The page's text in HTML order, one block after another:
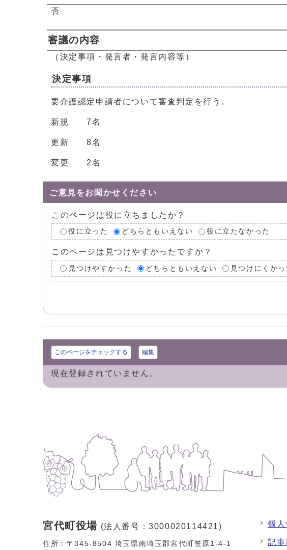
否
審議の内容
（決定事項・発言者・発言内容等）
決定事項
要介護認定申請者について審査判定を行う。
新規 7名
更新 8名
変更 2名
ご意見をお聞かせください
このページは役に立ちましたか？
役に立った どちらともいえない 役に立たなかった
このページは見つけやすかったですか？
見つけやすかった どちらともいえない 見つけにくかっ
このページをチェックする 編集
現在登録されていません。
宮代町役場 (法人番号：3000020114421)
住所：〒345-8504 埼玉県南埼玉郡宮代町笠原1-4-1
個
記